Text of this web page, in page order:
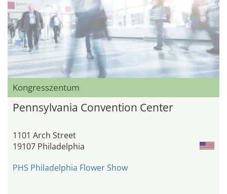
Kongresszentum
Pennsylvania Convention Center
1101 Arch Street
19107 Philadelphia
PHS Philadelphia Flower Show